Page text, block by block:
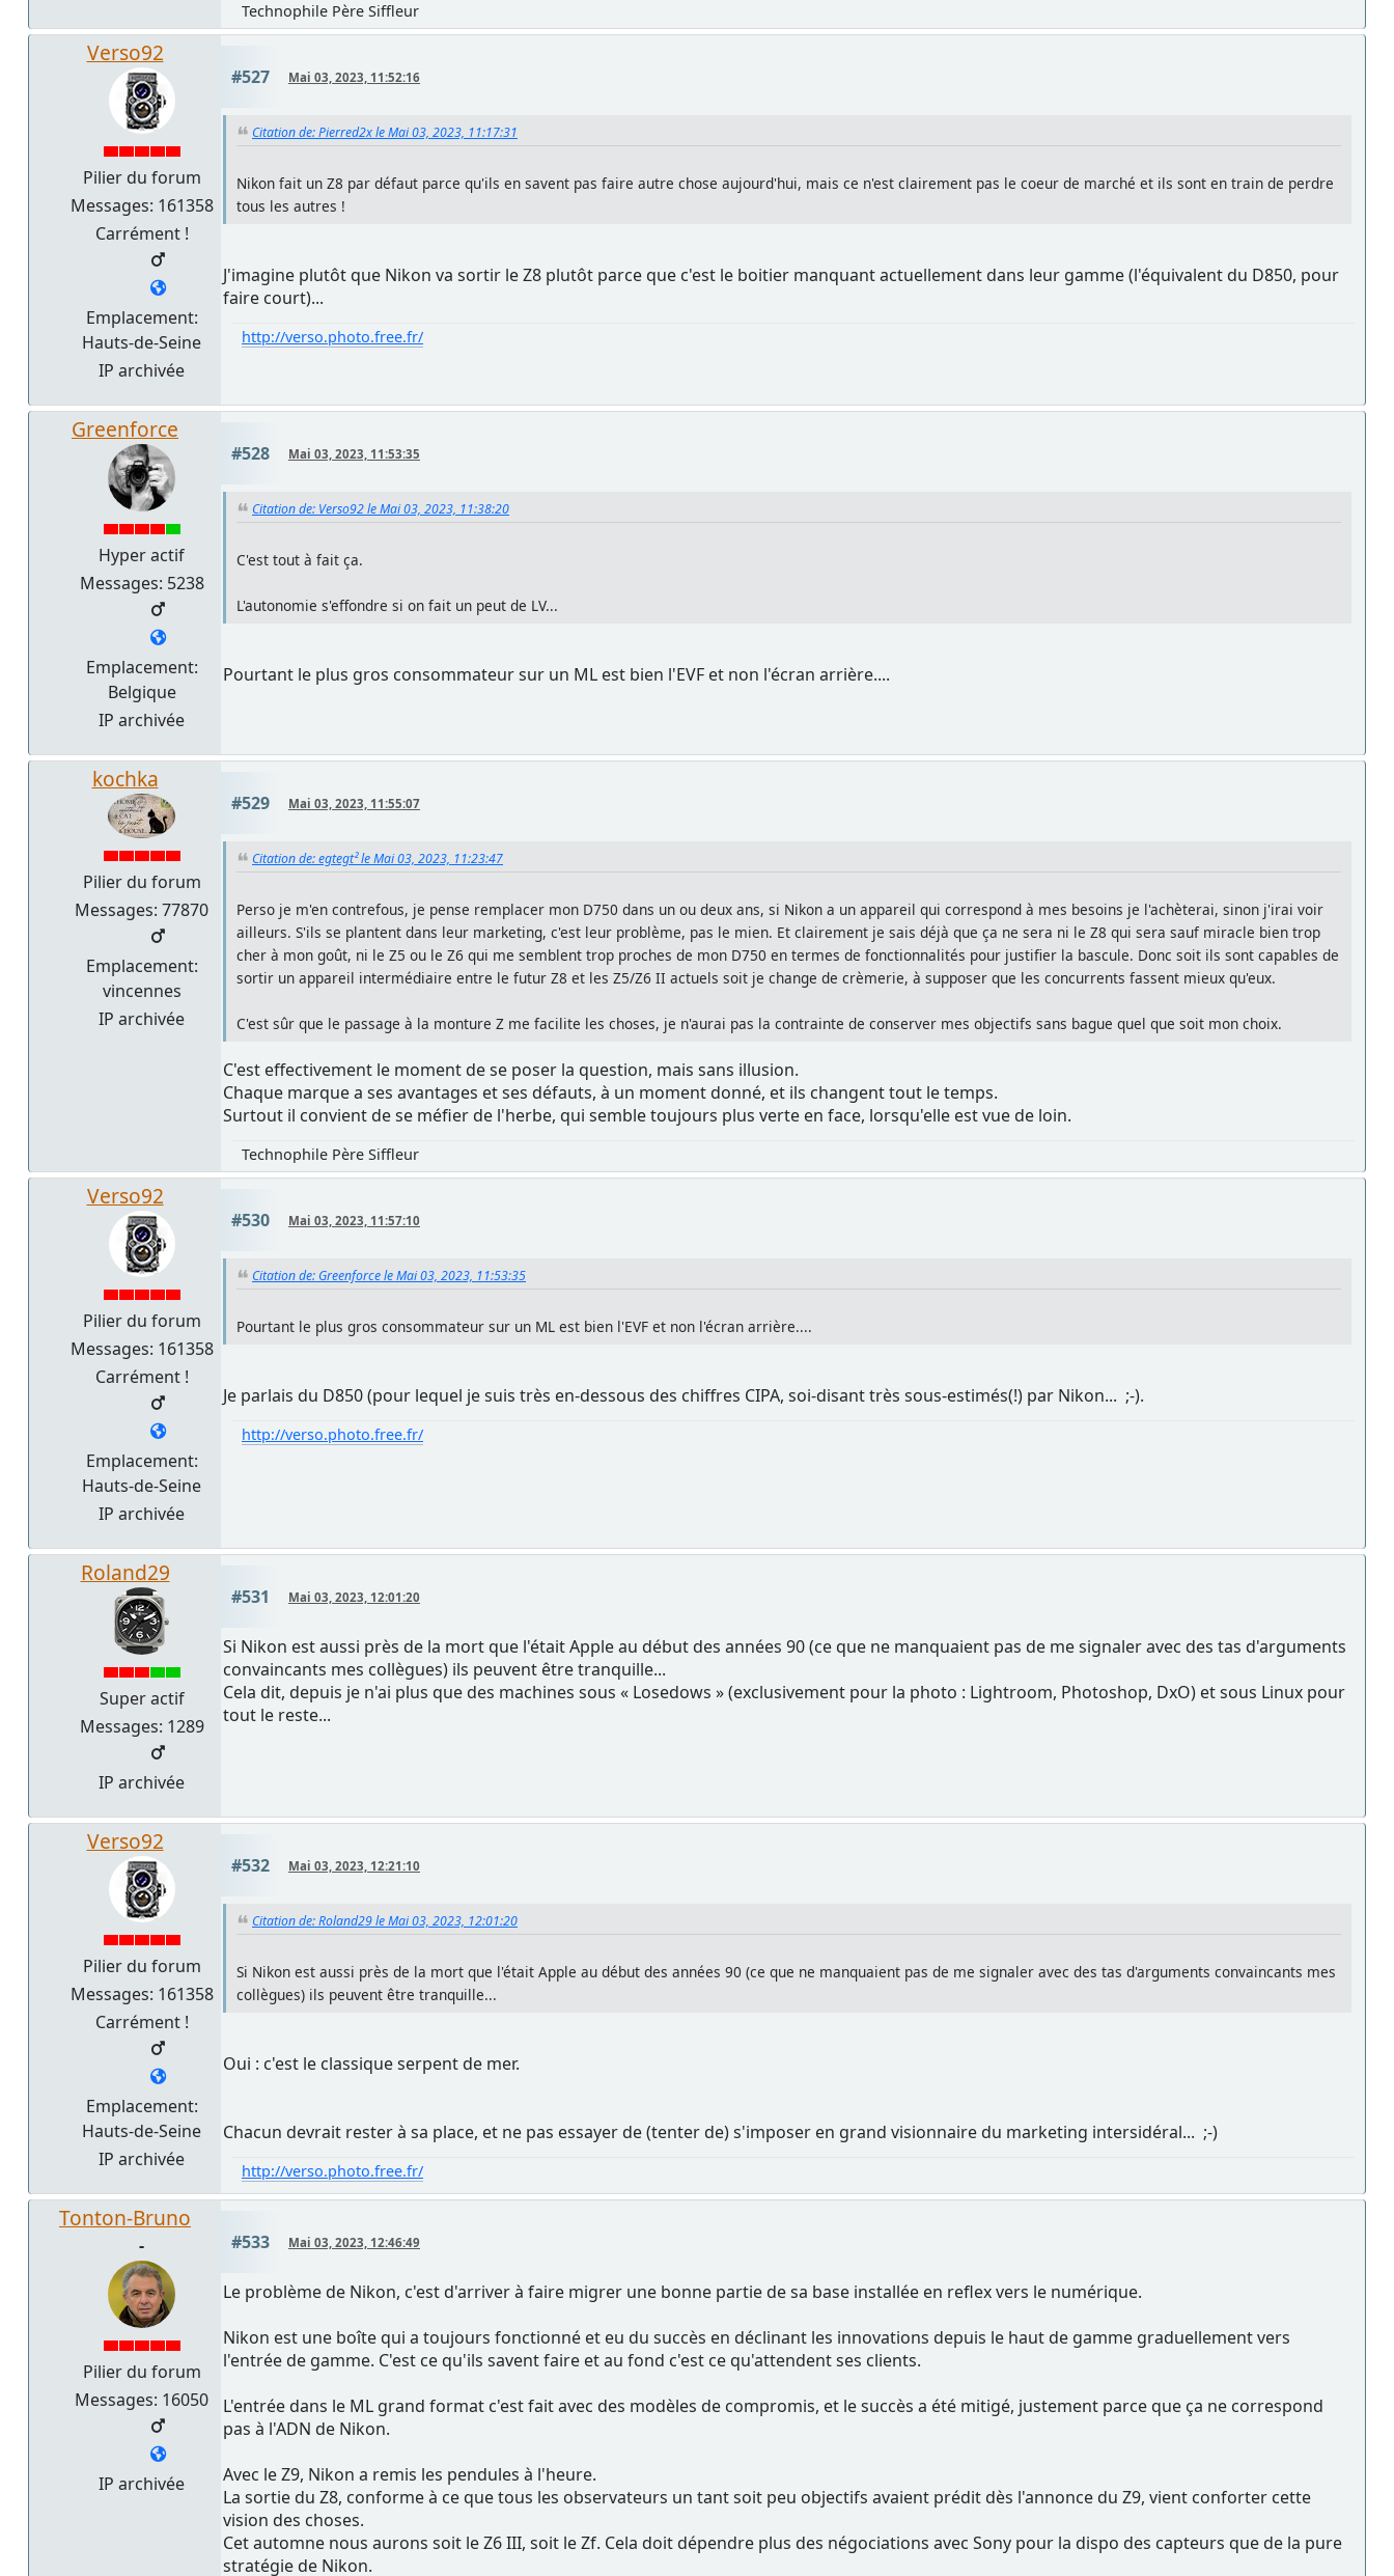
Technophile Père Siffleur
Verso92
Pilier du forum
Messages: 161358
Carrément !
Emplacement:
Hauts-de-Seine
IP archivée
#527 Mai 03, 2023, 11:52:16
Citation de: Pierred2x le Mai 03, 2023, 11:17:31
Nikon fait un Z8 par défaut parce qu'ils en savent pas faire autre chose aujourd'hui, mais ce n'est clairement pas le coeur de marché et ils sont en train de perdre
tous les autres !
J'imagine plutôt que Nikon va sortir le Z8 plutôt parce que c'est le boitier manquant actuellement dans leur gamme (l'équivalent du D850, pour
faire court)...
http://verso.photo.free.fr/
Greenforce
Hyper actif
Messages: 5238
Emplacement:
Belgique
IP archivée
#528 Mai 03, 2023, 11:53:35
Citation de: Verso92 le Mai 03, 2023, 11:38:20
C'est tout à fait ça.
L'autonomie s'effondre si on fait un peut de LV...
Pourtant le plus gros consommateur sur un ML est bien l'EVF et non l'écran arrière....
kochka
Pilier du forum
Messages: 77870
Emplacement:
vincennes
IP archivée
#529 Mai 03, 2023, 11:55:07
Citation de: egtegt² le Mai 03, 2023, 11:23:47
Perso je m'en contrefous, je pense remplacer mon D750 dans un ou deux ans, si Nikon a un appareil qui correspond à mes besoins je l'achèterai, sinon j'irai voir
ailleurs. S'ils se plantent dans leur marketing, c'est leur problème, pas le mien. Et clairement je sais déjà que ça ne sera ni le Z8 qui sera sauf miracle bien trop
cher à mon goût, ni le Z5 ou le Z6 qui me semblent trop proches de mon D750 en termes de fonctionnalités pour justifier la bascule. Donc soit ils sont capables de
sortir un appareil intermédiaire entre le futur Z8 et les Z5/Z6 II actuels soit je change de crèmerie, à supposer que les concurrents fassent mieux qu'eux.
C'est sûr que le passage à la monture Z me facilite les choses, je n'aurai pas la contrainte de conserver mes objectifs sans bague quel que soit mon choix.
C'est effectivement le moment de se poser la question, mais sans illusion.
Chaque marque a ses avantages et ses défauts, à un moment donné, et ils changent tout le temps.
Surtout il convient de se méfier de l'herbe, qui semble toujours plus verte en face, lorsqu'elle est vue de loin.
Technophile Père Siffleur
Verso92
Pilier du forum
Messages: 161358
Carrément !
Emplacement:
Hauts-de-Seine
IP archivée
#530 Mai 03, 2023, 11:57:10
Citation de: Greenforce le Mai 03, 2023, 11:53:35
Pourtant le plus gros consommateur sur un ML est bien l'EVF et non l'écran arrière....
Je parlais du D850 (pour lequel je suis très en-dessous des chiffres CIPA, soi-disant très sous-estimés(!) par Nikon... ;-).
http://verso.photo.free.fr/
Roland29
Super actif
Messages: 1289
IP archivée
#531 Mai 03, 2023, 12:01:20
Si Nikon est aussi près de la mort que l'était Apple au début des années 90 (ce que ne manquaient pas de me signaler avec des tas d'arguments
convaincants mes collègues) ils peuvent être tranquille...
Cela dit, depuis je n'ai plus que des machines sous « Losedows » (exclusivement pour la photo : Lightroom, Photoshop, DxO) et sous Linux pour
tout le reste...
Verso92
Pilier du forum
Messages: 161358
Carrément !
Emplacement:
Hauts-de-Seine
IP archivée
#532 Mai 03, 2023, 12:21:10
Citation de: Roland29 le Mai 03, 2023, 12:01:20
Si Nikon est aussi près de la mort que l'était Apple au début des années 90 (ce que ne manquaient pas de me signaler avec des tas d'arguments convaincants mes
collègues) ils peuvent être tranquille...
Oui : c'est le classique serpent de mer.
Chacun devrait rester à sa place, et ne pas essayer de (tenter de) s'imposer en grand visionnaire du marketing intersidéral... ;-)
http://verso.photo.free.fr/
Tonton-Bruno
-
Pilier du forum
Messages: 16050
IP archivée
#533 Mai 03, 2023, 12:46:49
Le problème de Nikon, c'est d'arriver à faire migrer une bonne partie de sa base installée en reflex vers le numérique.
Nikon est une boîte qui a toujours fonctionné et eu du succès en déclinant les innovations depuis le haut de gamme graduellement vers
l'entrée de gamme. C'est ce qu'ils savent faire et au fond c'est ce qu'attendent ses clients.
L'entrée dans le ML grand format c'est fait avec des modèles de compromis, et le succès a été mitigé, justement parce que ça ne correspond
pas à l'ADN de Nikon.
Avec le Z9, Nikon a remis les pendules à l'heure.
La sortie du Z8, conforme à ce que tous les observateurs un tant soit peu objectifs avaient prédit dès l'annonce du Z9, vient conforter cette
vision des choses.
Cet automne nous aurons soit le Z6 III, soit le Zf. Cela doit dépendre plus des négociations avec Sony pour la dispo des capteurs que de la pure
stratégie de Nikon.